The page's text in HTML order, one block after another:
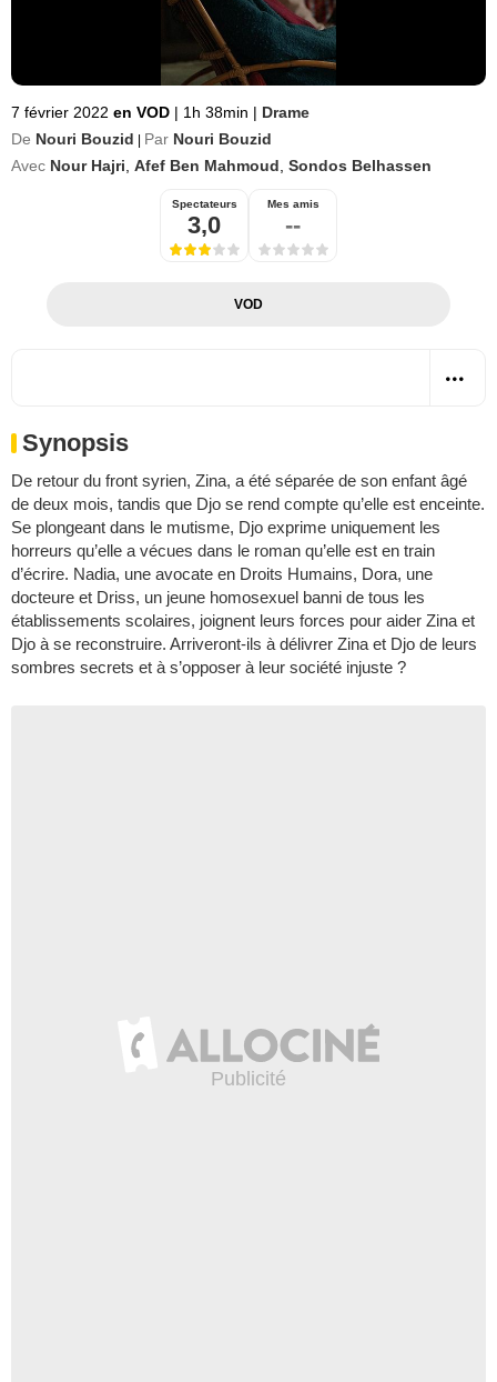
7 février 2022 en VOD | 1h 38min | Drame
De Nouri Bouzid Par Nouri Bouzid
Avec Nour Hajri Afef Ben Mahmoud Sondos Belhassen
Spectateurs
3,0
Mes amis
--
VOD
Synopsis
De retour du front syrien, Zina, a été séparée de son enfant âgé
de deux mois, tandis que Djo se rend compte qu’elle est enceinte.
Se plongeant dans le mutisme, Djo exprime uniquement les
horreurs qu’elle a vécues dans le roman qu’elle est en train
d’écrire. Nadia, une avocate en Droits Humains, Dora, une
docteure et Driss, un jeune homosexuel banni de tous les
établissements scolaires, joignent leurs forces pour aider Zina et
Djo à se reconstruire. Arriveront-ils à délivrer Zina et Djo de leurs
sombres secrets et à s’opposer à leur société injuste ?